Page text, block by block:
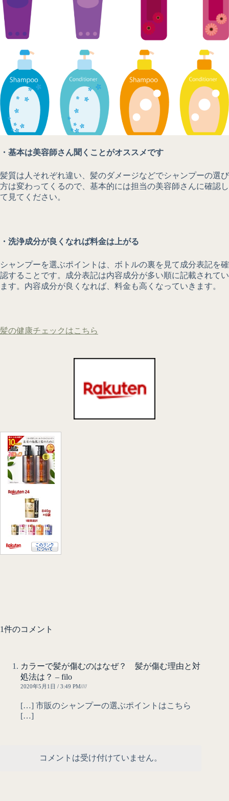
・基本は美容師さん聞くことがオススメです
髪質は人それぞれ違い、髪のダメージなどでシャンプーの選び
方は変わってくるので、基本的には担当の美容師さんに確認し
て見てください。
・洗浄成分が良くなれば料金は上がる
シャンプーを選ぶポイントは、ボトルの裏を見て成分表記を確
認することです。成分表記は内容成分が多い順に記載されてい
ます。内容成分が良くなれば、料金も高くなっていきます。
髪の健康チェックはこちら
1件のコメント
カラーで髪が傷むのはなぜ？ 髪が傷む理由と対
処法は？ – filo
2020年5月1日 / 3:49 PM////
[…] 市販のシャンプーの選ぶポイントはこちら
[…]
コメントは受け付けていません。